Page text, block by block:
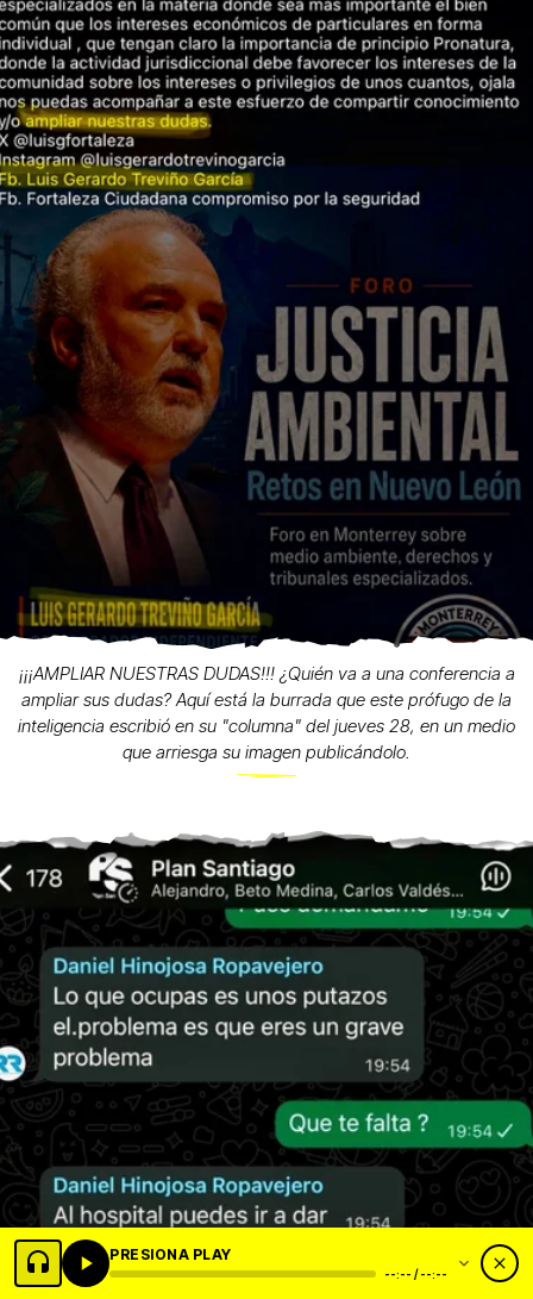
¡¡¡AMPLIAR NUESTRAS DUDAS!!! ¿Quién va a una conferencia a
ampliar sus dudas? Aquí está la burrada que este prófugo de la
inteligencia escribió en su "columna" del jueves 28, en un medio
que arriesga su imagen publicándolo.
PRESIONA PLAY
--:-- / --:--